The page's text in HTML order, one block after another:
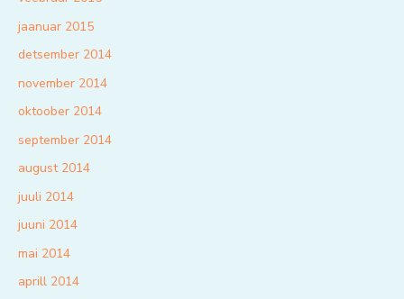
jaanuar 2015
detsember 2014
november 2014
oktoober 2014
september 2014
august 2014
juuli 2014
juuni 2014
mai 2014
aprill 2014